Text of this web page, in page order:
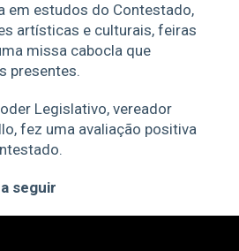
em estudos do Contestado,
artísticas e culturais, feiras
missa cabocla que
presentes.
Legislativo, vereador
fez uma avaliação positiva
seguir